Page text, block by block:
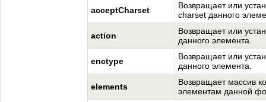
acceptCharset
Возвращает или
charset данного
action
Возвращает или
данного элемента.
enctype
Возвращает или
данного элемента.
elements
Возвращает массив
элементам данной